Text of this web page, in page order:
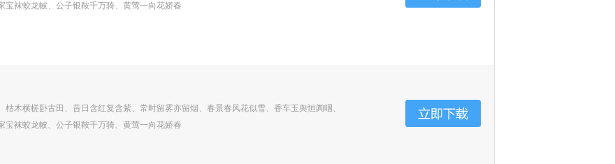
宝袜蛟龙帔、公子银鞍千万骑、黄莺一向花娇春
枯木横槎卧古田、昔日含红复含紫、常时留雾亦留烟、春景春风花似雪、香车玉舆恒阗咽、
宝袜蛟龙帔、公子银鞍千万骑、黄莺一向花娇春